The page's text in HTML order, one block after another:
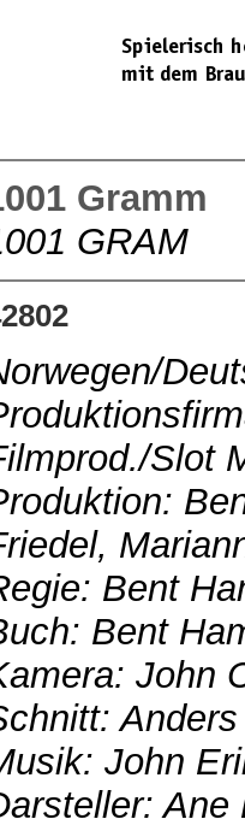
Gramm
GRAM
Slot
Bent
Bent
John
John
Ane